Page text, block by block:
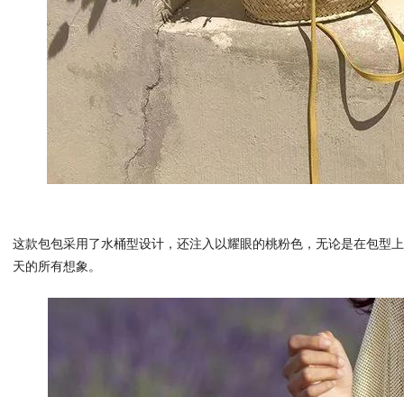
这款包包采用了水桶型设计，还注入以耀眼的桃粉色，无论是在包型
天的所有想象。